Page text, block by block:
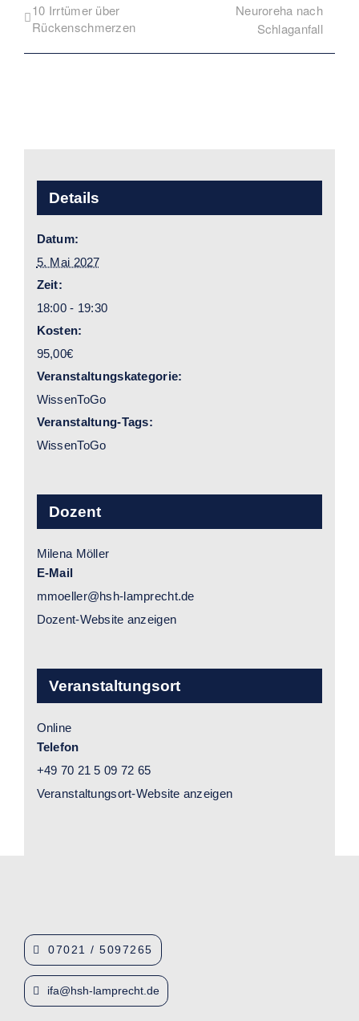
10 Irrtümer über
Rückenschmerzen
Neuroreha nach
Schlaganfall
Details
Datum:
5. Mai 2027
Zeit:
18:00 - 19:30
Kosten:
95,00€
Veranstaltungskategorie:
WissenToGo
Veranstaltung-Tags:
WissenToGo
Veranstaltungsort
Online
Telefon
+49 70 21 5 09 72 65
Veranstaltungsort-Website anzeigen
Dozent
Milena Möller
E-Mail
mmoeller@hsh-lamprecht.de
Dozent-Website anzeigen
07021 / 5097265
ifa@hsh-lamprecht.de